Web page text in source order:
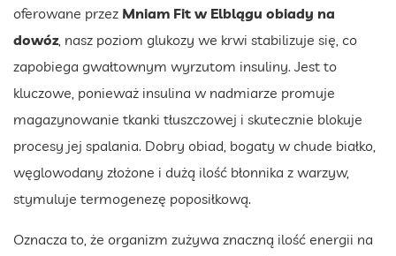
oferowane przez Mniam Fit w Elblągu obiady na
dowóz, nasz poziom glukozy we krwi stabilizuje się, co
zapobiega gwałtownym wyrzutom insuliny. Jest to
kluczowe, ponieważ insulina w nadmiarze promuje
magazynowanie tkanki tłuszczowej i skutecznie blokuje
procesy jej spalania. Dobry obiad, bogaty w chude białko,
węglowodany złożone i dużą ilość błonnika z warzyw,
stymuluje termogenezę poposiłkową.
Oznacza to, że organizm zużywa znaczną ilość energii na